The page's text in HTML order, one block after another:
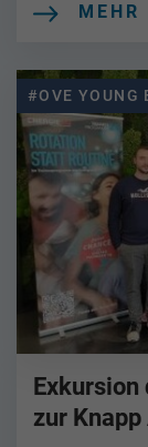
MEHR
#OVE YOUNG
Exkursion
zur Knapp